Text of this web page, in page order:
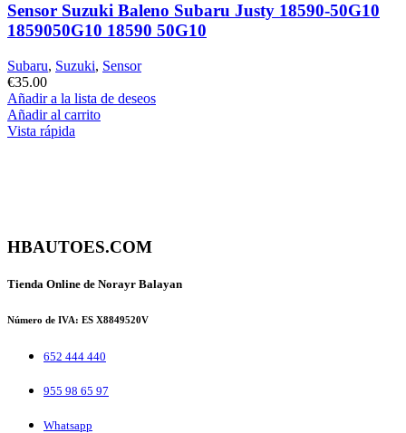
Sensor Suzuki Baleno Subaru Justy 18590-50G10
1859050G10 18590 50G10
Subaru, Suzuki, Sensor
€35.00
Añadir a la lista de deseos
Añadir al carrito
Vista rápida
HBAUTOES.COM
Tienda Online de Norayr Balayan
Número de IVA: ES X8849520V
652 444 440
955 98 65 97
Whatsapp